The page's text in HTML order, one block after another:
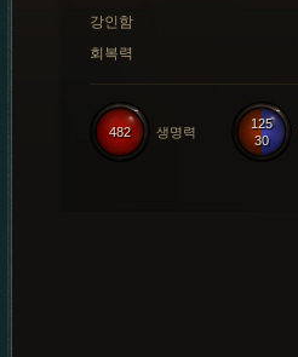
강인함
회복력
125
30
482 생명력